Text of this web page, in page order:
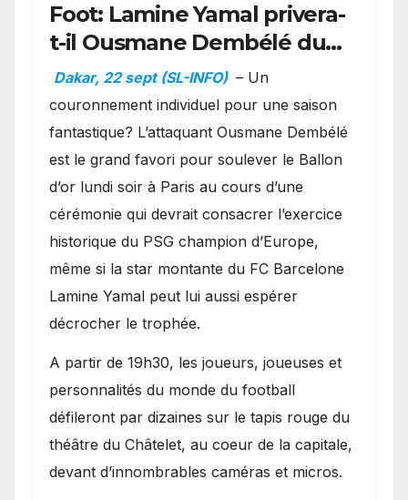
Foot: Lamine Yamal privera-
t-il Ousmane Dembélé du
Ballon d’or ?
Dakar, 22 sept (SL-INFO) – Un
couronnement individuel pour une saison
fantastique? L’attaquant Ousmane Dembélé
est le grand favori pour soulever le Ballon
d’or lundi soir à Paris au cours d’une
cérémonie qui devrait consacrer l’exercice
historique du PSG champion d’Europe,
même si la star montante du FC Barcelone
Lamine Yamal peut lui aussi espérer
décrocher le trophée.
A partir de 19h30, les joueurs, joueuses et
personnalités du monde du football
défileront par dizaines sur le tapis rouge du
théâtre du Châtelet, au coeur de la capitale,
devant d’innombrables caméras et micros.